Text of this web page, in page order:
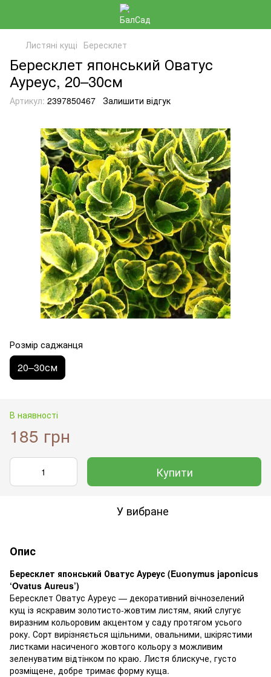
Листяні кущі Бересклет
Бересклет японський Оватус
Ауреус, 20–30см
Артикул: 2397850467 Залишити відгук
Розмір саджанця
20–30см
В наявності
185 грн
Купити
У вибране
Опис
Бересклет японський Оватус Ауреус (Euonymus japonicus
‘Ovatus Aureus’)
Бересклет Оватус Ауреус — декоративний вічнозелений
кущ із яскравим золотисто-жовтим листям, який слугує
виразним кольоровим акцентом у саду протягом усього
року. Сорт вирізняється щільними, овальними, шкірястими
листками насиченого жовтого кольору з можливим
зеленуватим відтінком по краю. Листя блискуче, густо
розміщене, добре тримає форму куща.